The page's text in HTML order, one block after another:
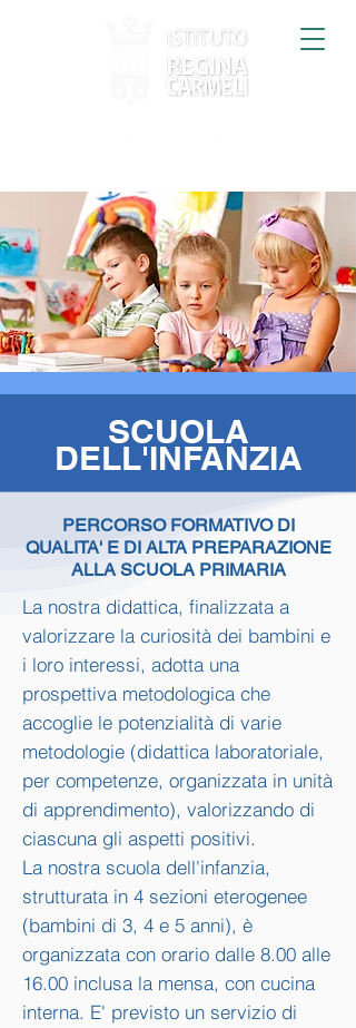
SCUOLA
DELL'INFANZIA
PERCORSO FORMATIVO DI
QUALITA' E DI ALTA PREPARAZIONE
ALLA SCUOLA PRIMARIA
La nostra didattica, finalizzata a
valorizzare la curiosità dei bambini e
i loro interessi, adotta una
prospettiva metodologica che
accoglie le potenzialità di varie
metodologie (didattica laboratoriale,
per competenze, organizzata in unità
di apprendimento), valorizzando di
ciascuna gli aspetti positivi.
La nostra scuola dell'infanzia,
strutturata in 4 sezioni eterogenee
(bambini di 3, 4 e 5 anni), è
organizzata con orario dalle 8.00 alle
16.00 inclusa la mensa, con cucina
interna. E' previsto un servizio di